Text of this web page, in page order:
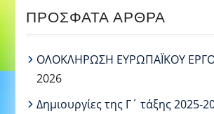
ΠΡΌΣΦΑΤΑ ΆΡΘΡΑ
ΟΛΟΚΛΗΡΩΣΗ ΕΥΡΩΠΑΪΚΟΥ
2026
Δημιουργίες της Γ΄ τάξης 2025-